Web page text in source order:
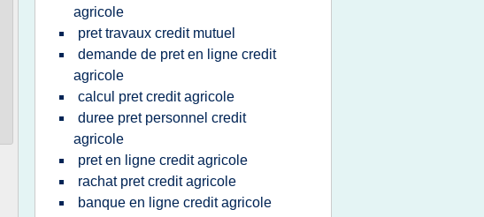
agricole
pret travaux credit mutuel
demande de pret en ligne credit
agricole
calcul pret credit agricole
duree pret personnel credit
agricole
pret en ligne credit agricole
rachat pret credit agricole
banque en ligne credit agricole